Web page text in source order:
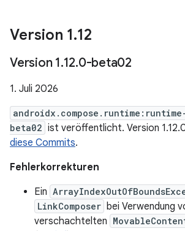
Version 1.12
Version 1.12.0-beta02
1. Juli 2026
beta02 ist veröffentlicht. Version
diese Commits.
Fehlerkorrekturen
Ein
LinkComposer bei Verwendung
verschachtelten